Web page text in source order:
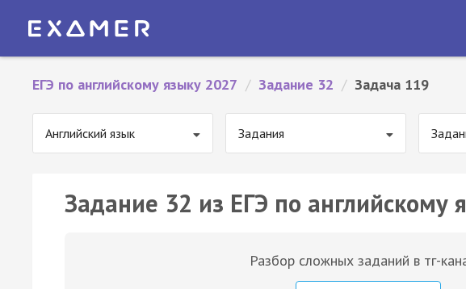
ЕГЭ по английскому языку 2027 / Задание 32 / Задача 119
Английский язык Задания
Задание 32 из ЕГЭ по английскому
Разбор сложных заданий в тг-